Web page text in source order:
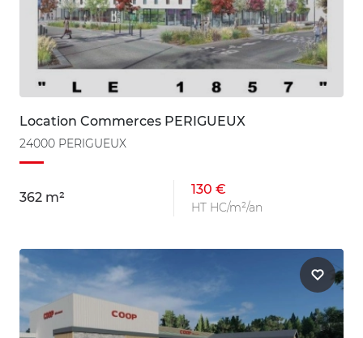
Location Commerces PERIGUEUX
24000 PERIGUEUX
362 m²
130 €
HT HC/m²/an